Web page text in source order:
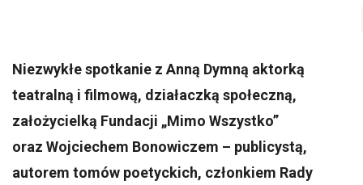
Niezwykłe spotkanie z Anną Dymną aktorką
teatralną i filmową, działaczką społeczną,
założycielką Fundacji „Mimo Wszystko”
oraz Wojciechem Bonowiczem – publicystą,
autorem tomów poetyckich, członkiem Rady